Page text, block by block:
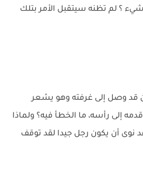
؟ لم تظنه سيتقبل الأمر بتلك
قد وصل إلى غرفته وهو يشعر
إلى رأسه، ما الخطأ فيه؟ ولماذا
نوى أن يكون رجل جيدا لقد توقف